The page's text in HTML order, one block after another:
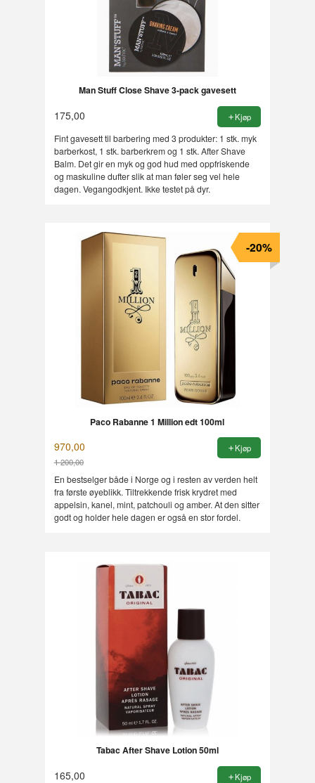
Man Stuff Close Shave 3-pack gavesett
175,00 Kjøp
Fint gavesett til barbering med 3 produkter: 1 stk. myk
barberkost, 1 stk. barberkrem og 1 stk. After Shave
Balm. Det gir en myk og god hud med oppfriskende
og maskuline dufter slik at man føler seg vel hele
dagen. Vegangodkjent. Ikke testet på dyr.
Paco Rabanne 1 Million edt 100ml
970,00
1 200,00
Rabatt
-20%
Kjøp
En bestselger både i Norge og i resten av verden helt
fra første øyeblikk. Tiltrekkende frisk krydret med
appelsin, kanel, mint, patchouli og amber. At den sitter
godt og holder hele dagen er også en stor fordel.
Tabac After Shave Lotion 50ml
165,00 Kjøp